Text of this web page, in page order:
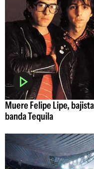
Muere Felipe Lipe,
banda Tequila